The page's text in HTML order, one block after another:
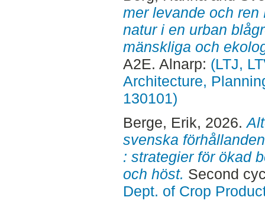
mer levande och
natur i en urban
mänskliga och
A2E. Alnarp: (LTJ,
Architecture,
130101)
Berge, Erik, 2026.
svenska
: strategier för ökad
och höst. Second
Dept. of Crop